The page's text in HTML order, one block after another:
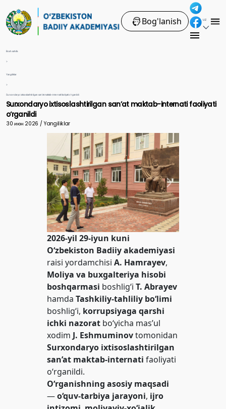
Bog'lanish UZ
Bosh sahifa
>
Yangiliklar
>
Surxondaryo ixtisoslashtirilgan san’at maktab-internati faoliyati o‘rganildi
Surxondaryo ixtisoslashtirilgan san’at maktab-internati faoliyati
o‘rganildi
30 июн 2026 / Yangiliklar
2026-yil 29-iyun kuni
O‘zbekiston Badiiy akademiyasi
raisi yordamchisiA. Hamrayev,
Moliya va buxgalteriya hisobi
boshqarmasi boshlig‘iT. Abrayev
hamdaTashkiliy-tahliliy bo‘limi
boshlig‘i, korrupsiyaga qarshi
ichki nazorat bo‘yicha mas’ul
xodim J. Eshmuminovtomonidan
Surxondaryo ixtisoslashtirilgan
san’at maktab-internati faoliyati
o‘rganildi.
O‘rganishning asosiy maqsadi
—o‘quv-tarbiya jarayoni, ijro